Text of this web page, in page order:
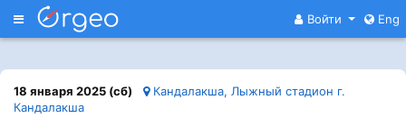
Меню Войти Eng
18 января 2025 (сб)
Кандалакша, Лыжный стадион г.
Кандалакша